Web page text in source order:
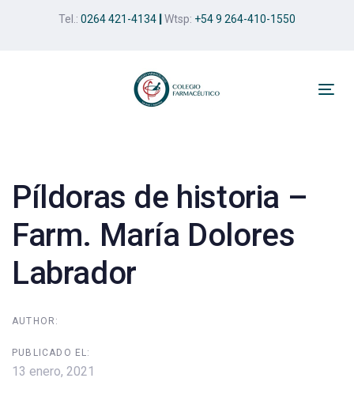
Tel.: 0264 421-4134 Wtsp: +54 9 264-410-1550
Píldoras de historia –
Farm. María Dolores
Labrador
AUTHOR:
PUBLICADO EL:
13 enero, 2021
navigation